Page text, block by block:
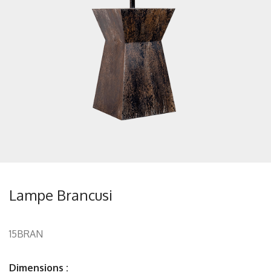
Lampe Brancusi
15BRAN
Dimensions :